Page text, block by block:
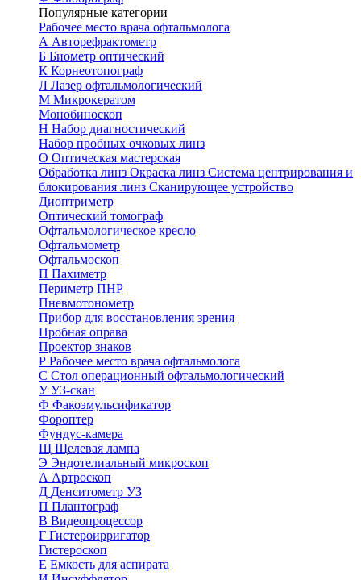
Популярные категории
Рабочее место врача офтальмолога
А Авторефрактометр
Б Биометр оптический
К Корнеотопограф
Л Лазер офтальмологический
М Микрокератом
Монобиноскоп
Н Набор диагностический
Набор пробных очковых линз
О Оптическая мастерская
Обработка линз Окраска линз Система центрирования и
блокирования линз Сканирующее устройство
Диоптриметр
Оптический томограф
Офтальмологическое кресло
Офтальмометр
Офтальмоскоп
П Пахиметр
Периметр ПНР
Пневмотонометр
Прибор для восстановления зрения
Пробная оправа
Проектор знаков
Р Рабочее место врача офтальмолога
С Стол операционный офтальмологический
УУЗ-скан
Ф Факоэмульсификатор
Фороптер
Фундус-камера
Щ Щелевая лампа
Э Эндотелиальный микроскоп
А Артроскоп
Д Денситометр УЗ
П Плантограф
В Видеопроцессор
Г Гистероирригатор
Гистероскоп
Е Емкость для аспирата